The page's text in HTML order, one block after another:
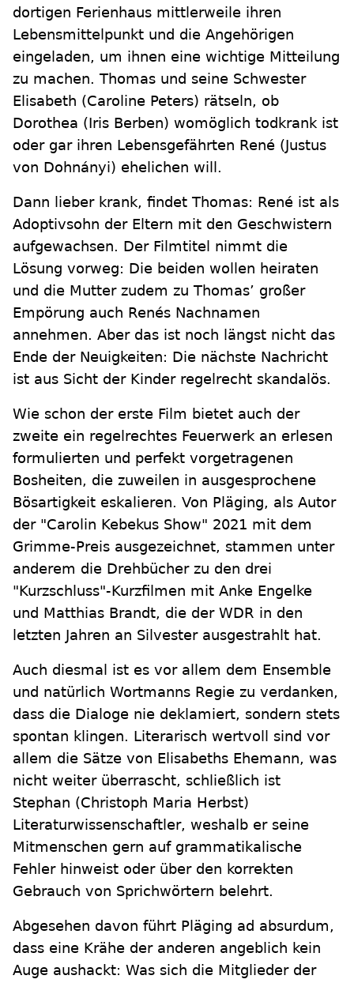
dortigen Ferienhaus mittlerweile ihren
Lebensmittelpunkt und die Angehörigen
eingeladen, um ihnen eine wichtige Mitteilung
zu machen. Thomas und seine Schwester
Elisabeth (Caroline Peters) rätseln, ob
Dorothea (Iris Berben) womöglich todkrank ist
oder gar ihren Lebensgefährten René (Justus
von Dohnányi) ehelichen will.
Dann lieber krank, findet Thomas: René ist als
Adoptivsohn der Eltern mit den Geschwistern
aufgewachsen. Der Filmtitel nimmt die
Lösung vorweg: Die beiden wollen heiraten
und die Mutter zudem zu Thomas’ großer
Empörung auch Renés Nachnamen
annehmen. Aber das ist noch längst nicht das
Ende der Neuigkeiten: Die nächste Nachricht
ist aus Sicht der Kinder regelrecht skandalös.
Wie schon der erste Film bietet auch der
zweite ein regelrechtes Feuerwerk an erlesen
formulierten und perfekt vorgetragenen
Bosheiten, die zuweilen in ausgesprochene
Bösartigkeit eskalieren. Von Pläging, als Autor
der "Carolin Kebekus Show" 2021 mit dem
Grimme-Preis ausgezeichnet, stammen unter
anderem die Drehbücher zu den drei
"Kurzschluss"-Kurzfilmen mit Anke Engelke
und Matthias Brandt, die der WDR in den
letzten Jahren an Silvester ausgestrahlt hat.
Auch diesmal ist es vor allem dem Ensemble
und natürlich Wortmanns Regie zu verdanken,
dass die Dialoge nie deklamiert, sondern stets
spontan klingen. Literarisch wertvoll sind vor
allem die Sätze von Elisabeths Ehemann, was
nicht weiter überrascht, schließlich ist
Stephan (Christoph Maria Herbst)
Literaturwissenschaftler, weshalb er seine
Mitmenschen gern auf grammatikalische
Fehler hinweist oder über den korrekten
Gebrauch von Sprichwörtern belehrt.
Abgesehen davon führt Pläging ad absurdum,
dass eine Krähe der anderen angeblich kein
Auge aushackt: Was sich die Mitglieder der